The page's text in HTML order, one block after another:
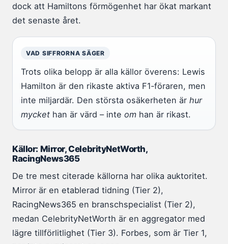
dock att Hamiltons förmögenhet har ökat markant
det senaste året.
VAD SIFFRORNA SÄGER
Trots olika belopp är alla källor överens: Lewis
Hamilton är den rikaste aktiva F1‑föraren, men
inte miljardär. Den största osäkerheten är hur
mycket han är värd – inte om han är rikast.
Källor: Mirror, CelebrityNetWorth,
RacingNews365
De tre mest citerade källorna har olika auktoritet.
Mirror är en etablerad tidning (Tier 2),
RacingNews365 en branschspecialist (Tier 2),
medan CelebrityNetWorth är en aggregator med
lägre tillförlitlighet (Tier 3). Forbes, som är Tier 1,